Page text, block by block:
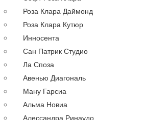
По цене
Недорогие
Дорогие
Распродажа
до 30000 руб.
до 40000 руб.
до 60000 руб.
до 80000 руб.
до 100000 руб.
Роза Клара Даймонд
Роза Клара Кутюр
Инносента
Сан Патрик Студио
Ла Споза
Авенью Диагональ
Ману Гарсиа
Альма Новиа
Алессандра Ринаудо